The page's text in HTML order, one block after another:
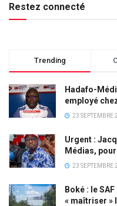
Restez connecté
Trending
Hadafo-
employé
23 SEPTEMBRE
Urgent :
Médias,
23 SEPTEMBRE
Boké : le
« maîtriser »